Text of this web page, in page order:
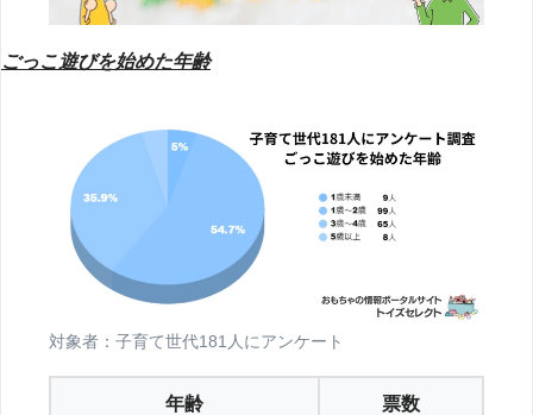
表現力が身につく
ごっこ遊びを始めた年齢
対象者：子育て世代181人にアンケート
年齢 票数